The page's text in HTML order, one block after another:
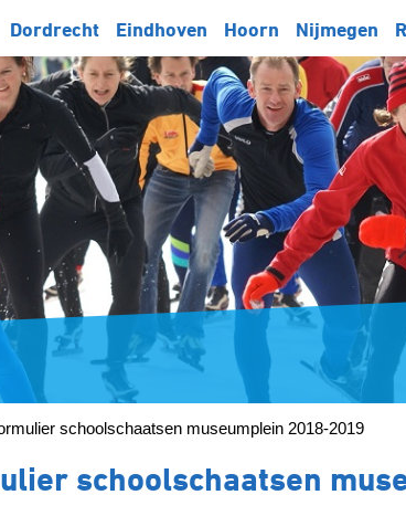
Dordrecht Eindhoven Hoorn Nijmegen
schoolschaatsen museumplein 2018-2019
schoolschaatsen